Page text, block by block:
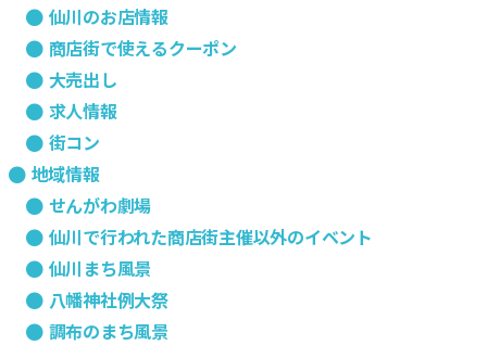
仙川のお店情報
商店街で使えるクーポン
大売出し
求人情報
街コン
地域情報
せんがわ劇場
仙川で行われた商店街主催以外のイベント
仙川まち風景
八幡神社例大祭
調布のまち風景